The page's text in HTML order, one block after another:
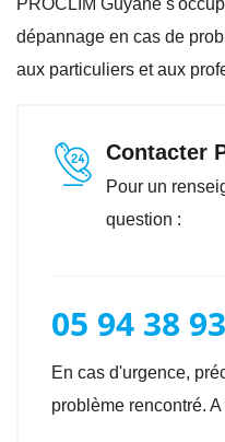
dépannage en cas de
aux particuliers et aux
Contacter
Pour un
question :
05 94 38
En cas d'urgence,
problème rencontré.